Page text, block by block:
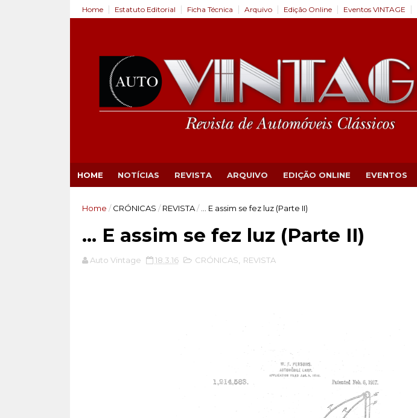
Home Estatuto Editorial Ficha Técnica Arquivo Edição Online Eventos VINTAGE
HOME NOTÍCIAS REVISTA ARQUIVO EDIÇÃO ONLINE EVENTOS
Home / CRÓNICAS / REVISTA / … E assim se fez luz (Parte II)
… E assim se fez luz (Parte II)
Auto Vintage 18.3.16 CRÓNICAS REVISTA